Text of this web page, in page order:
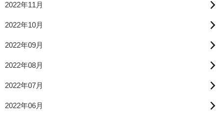
2022年11月
2022年10月
2022年09月
2022年08月
2022年07月
2022年06月